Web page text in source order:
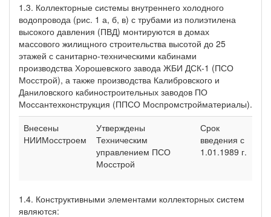
1.3. Коллекторные системы внутреннего холодного
водопровода (рис. 1 а, б, в) с трубами из полиэтилена
высокого давления (ПВД) монтируются в домах
массового жилищного строительства высотой до 25
этажей с санитарно-техническими кабинами
производства Хорошевского завода ЖБИ ДСК-1 (ПСО
Мосстрой), а также производства Калибровского и
Даниловского кабиностроительных заводов ПО
Моссантехконструкция (ППСО Моспромстройматериалы).
Внесены
НИИМосстроем
Утверждены
Техническим
управлением ПСО
Мосстрой
Срок
введения с
1.01.1989 г.
1.4. Конструктивными элементами коллекторных систем
являются: